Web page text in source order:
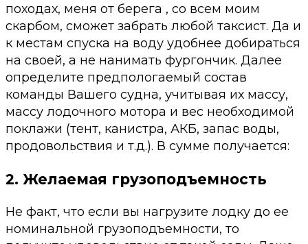
походах, меня от берега , со всем моим
скарбом, сможет забрать любой таксист. Да и
к местам спуска на воду удобнее добираться
на своей, а не нанимать фургончик. Далее
определите предпологаемый состав
команды Вашего судна, учитывая их массу,
массу лодочного мотора и вес необходимой
поклажи (тент, канистра, АКБ, запас воды,
продовольствия и т.д.). В сумме получается:
2. Желаемая грузоподъемность
Не факт, что если вы нагрузите лодку до ее
номинальной грузоподъемности, то